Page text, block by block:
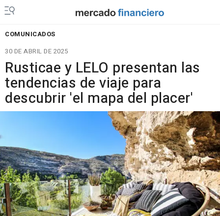
COMUNICADOS
30 DE ABRIL DE 2025
Rusticae y LELO presentan las
tendencias de viaje para
descubrir 'el mapa del placer'